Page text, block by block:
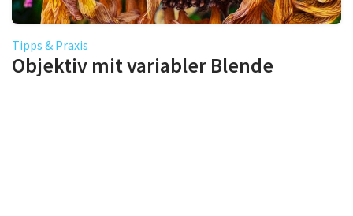
Tipps & Praxis
Objektiv mit variabler Blende